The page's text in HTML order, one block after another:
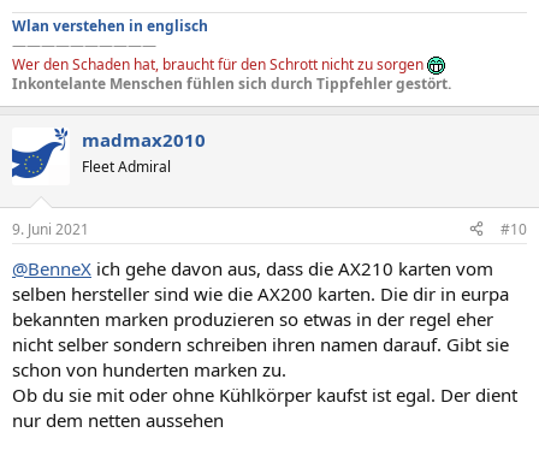
Wlan verstehen in englisch
——————————
Wer den Schaden hat, braucht für den Schrott nicht zu sorgen
Inkontelante Menschen fühlen sich durch Tippfehler gestört.
madmax2010
Fleet Admiral
9. Juni 2021 #10
@BenneX ich gehe davon aus, dass die AX210 karten vom
selben hersteller sind wie die AX200 karten. Die dir in eurpa
bekannten marken produzieren so etwas in der regel eher
nicht selber sondern schreiben ihren namen darauf. Gibt sie
schon von hunderten marken zu.
Ob du sie mit oder ohne Kühlkörper kaufst ist egal. Der dient
nur dem netten aussehen